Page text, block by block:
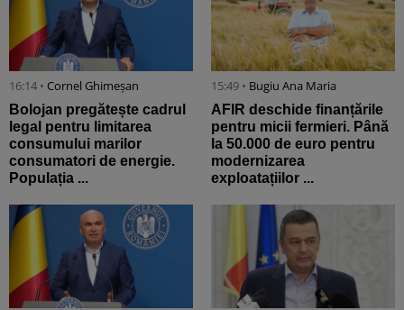
16:14 • Cornel Ghimeșan
Bolojan pregătește cadrul
legal pentru limitarea
consumului marilor
consumatori de energie.
Populația ...
15:49 • Bugiu ⁠Ana Maria
AFIR deschide finanțările
pentru micii fermieri. Până
la 50.000 de euro pentru
modernizarea
exploatațiilor ...